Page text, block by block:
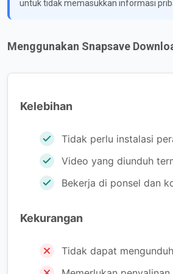
untuk tidak memasukkan informasi
Menggunakan Snapsave
Kelebihan
Tidak perlu instalasi
Video yang diunduh
Bekerja di ponsel dan
Kekurangan
Tidak dapat